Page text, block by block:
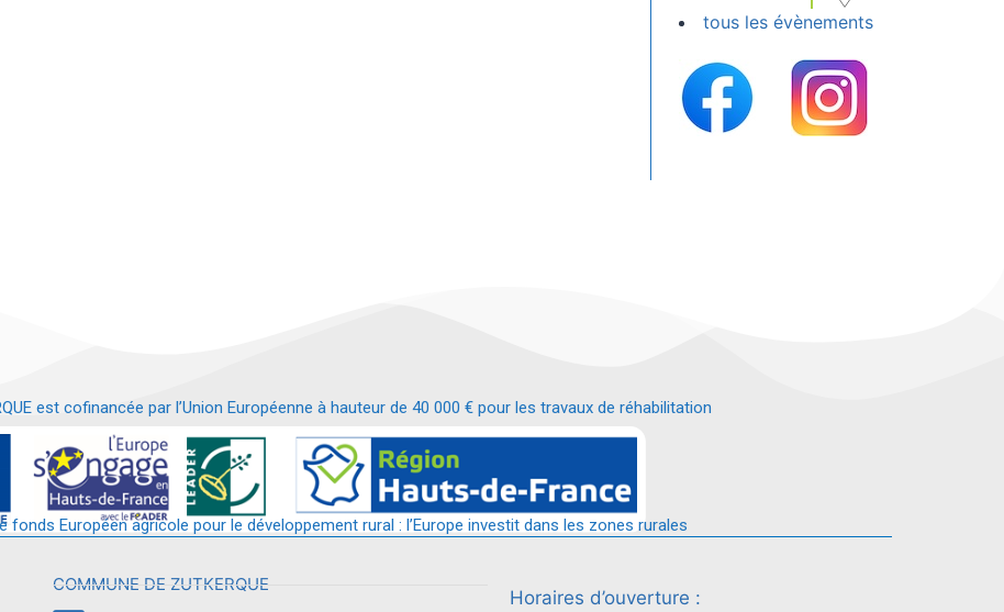
tous les évènements
est cofinancée par l’Union Européenne à hauteur de 40 000 € pour les travaux de réhabilitation
et requalification d’un bâtiment en services et commerces de proximité.
fonds Européen agricole pour le développement rural : l’Europe investit dans les zones rurales
COMMUNE DE ZUTKERQUE
Horaires d’ouverture :